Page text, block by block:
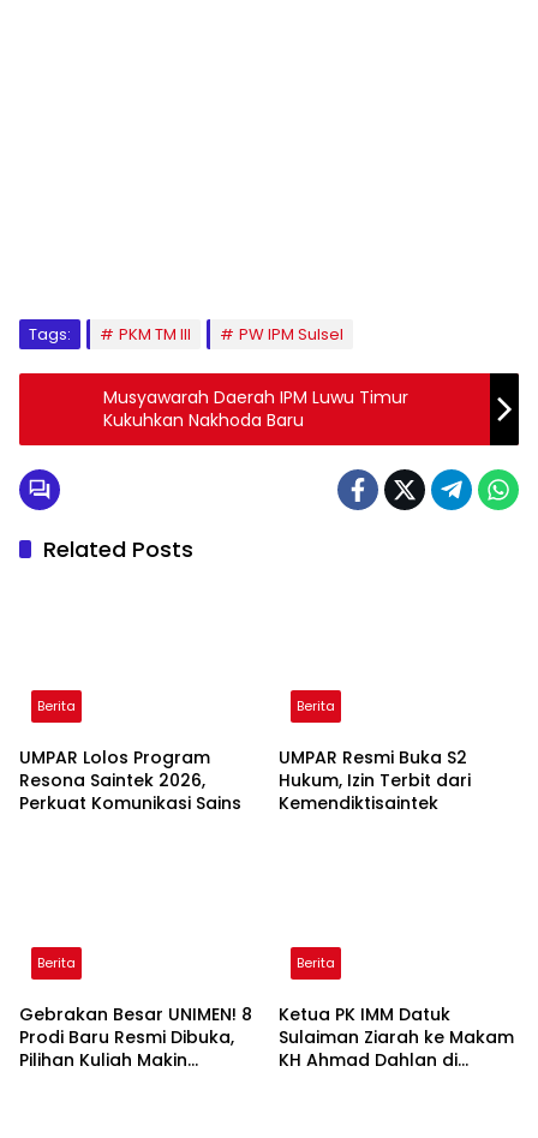
Tags: PKM TM III PW IPM Sulsel
Musyawarah Daerah IPM Luwu Timur
Kukuhkan Nakhoda Baru
Related Posts
Berita
UMPAR Lolos Program
Resona Saintek 2026,
Perkuat Komunikasi Sains
Berita
UMPAR Resmi Buka S2
Hukum, Izin Terbit dari
Kemendiktisaintek
Berita
Gebrakan Besar UNIMEN! 8
Prodi Baru Resmi Dibuka,
Pilihan Kuliah Makin
Berita
Ketua PK IMM Datuk
Sulaiman Ziarah ke Makam
KH Ahmad Dahlan di